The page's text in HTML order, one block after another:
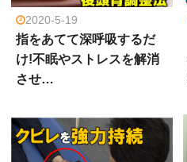
2020-5-19
指をあてて深呼吸するだ
け!不眠やストレスを解消
させ…